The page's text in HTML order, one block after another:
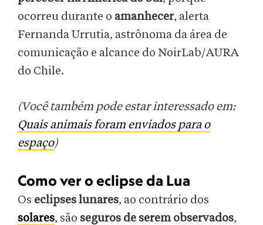
ocorreu durante o amanhecer, alerta
Fernanda Urrutia, astrônoma da área de
comunicação e alcance do NoirLab/AURA
do Chile.
(Você também pode estar interessado em:
Quais animais foram enviados para o
espaço)
Como ver o eclipse da Lua
Os eclipses lunares, ao contrário dos
solares, são seguros de serem observados,